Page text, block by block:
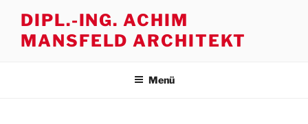
Inhalt
springen
DIPL.-ING. ACHIM
MANSFELD ARCHITEKT
Menü